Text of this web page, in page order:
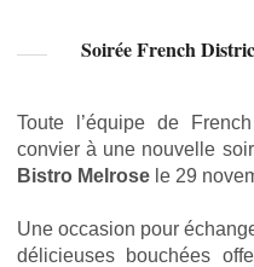
Soirée French
Toute l’équipe de
convier à une nouvelle
Bistro Melrose le 29
Une occasion pour
délicieuses bouchées